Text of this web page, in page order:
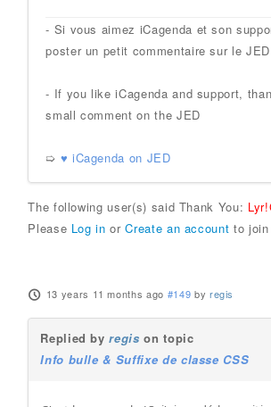
- Si vous aimez iCagenda et son
poster un petit commentaire sur le JED
- If you like iCagenda and support,
small comment on the JED
➯ ♥ iCagenda on JED
The following user(s) said Thank You:
Please Log in orCreate an account to
13 years 11 months ago #149 by regis
Replied byregis on topic
Info bulle & Suffixe de classe CSS